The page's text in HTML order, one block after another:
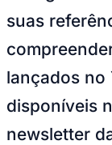
suas
lançados no
disponíveis
newsletter